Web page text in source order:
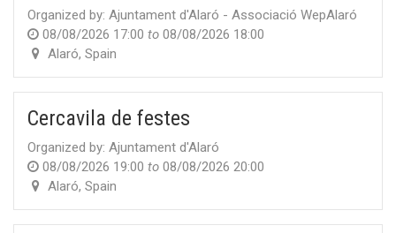
Organized by: Ajuntament d'Alaró - Associació WepAlaró
08/08/2026 17:00 to 08/08/2026 18:00
Alaró,Spain
Cercavila de festes
Organized by: Ajuntament d'Alaró
08/08/2026 19:00 to 08/08/2026 20:00
Alaró,Spain